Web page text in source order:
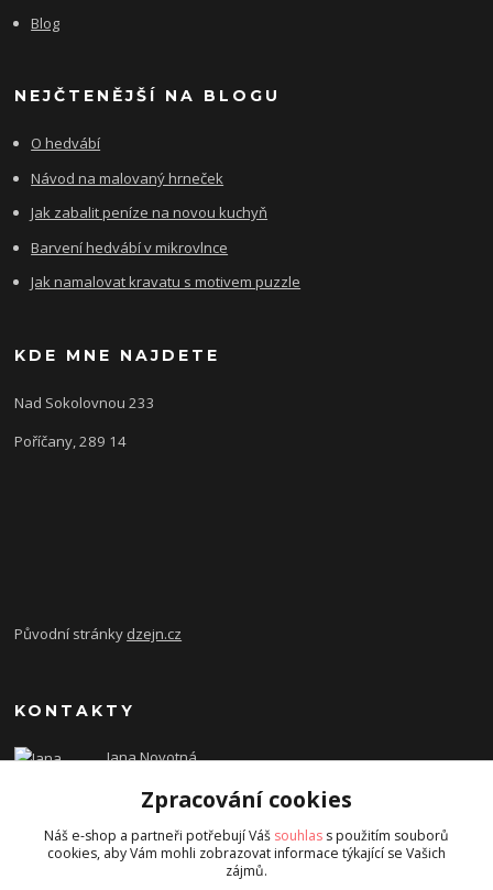
Blog
NEJČTENĚJŠÍ NA BLOGU
O hedvábí
Návod na malovaný hrneček
Jak zabalit peníze na novou kuchyň
Barvení hedvábí v mikrovlnce
Jak namalovat kravatu s motivem puzzle
KDE MNE NAJDETE
Nad Sokolovnou 233
Poříčany, 289 14
Původní stránky dzejn.cz
KONTAKTY
Jana Novotná
dzejn.n@email.cz
Zpracování cookies
Náš e-shop a partneři potřebují Váš souhlas s použitím souborů
cookies, aby Vám mohli zobrazovat informace týkající se Vašich
zájmů.